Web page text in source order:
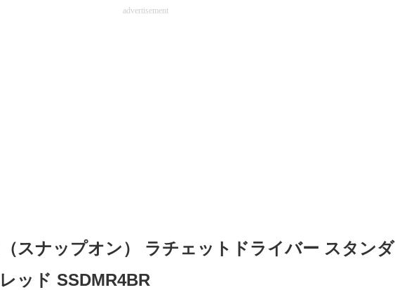
advertisement
スナップオン） ラチェットドライバー スタンダ
ッド SSDMR4BR